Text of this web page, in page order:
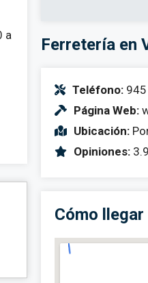
a
Ferretería en
Teléfono:945
Página Web:
Ubicación:
Opiniones:
Cómo